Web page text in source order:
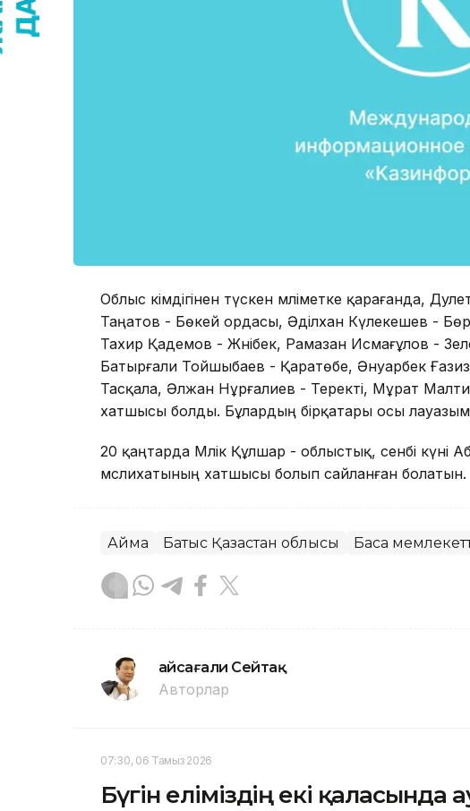
Облыс әкімдігінен түскен мәліметке қарағанда,
Таңатов - Бөкей ордасы, Әділхан Күлекешев -
Тахир Қадемов - Жәнібек, Рамазан Исмағұлов -
Батырғали Тойшыбаев - Қаратөбе, Әнуарбек
Тасқала, Әлжан Нұрғалиев - Теректі, Мұрат
хатшысы болды. Бұлардың бірқатары осы
20 қаңтарда Мәлік Құлшар - облыстық, сенбі
мәслихатының хатшысы болып сайланған болатын.
Аймақ Батыс Қазақстан облысы Басқа
Ғайсағали Сейтақ
Авторлар
07:30, 06 Тамыз 2026
Бүгін еліміздің екі